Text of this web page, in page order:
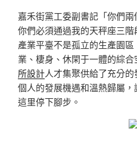
嘉禾街黨工委副書記「你們兩
你們必須通過我的天秤座三
產業平臺不是孤立的生產園
業、棲身、休閑于一體的綜合
所設計人才集聚供給了充分
個人的發展機遇和溫熱歸屬
這里停下腳步。